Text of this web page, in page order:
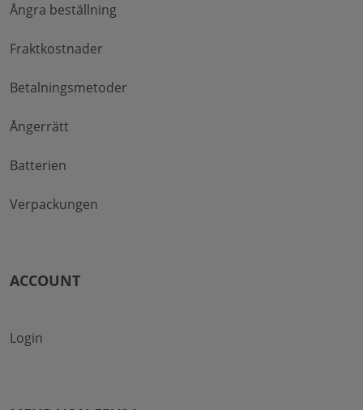
Ångra beställning
Fraktkostnader
Betalningsmetoder
Ångerrätt
Batterien
Verpackungen
ACCOUNT
Login